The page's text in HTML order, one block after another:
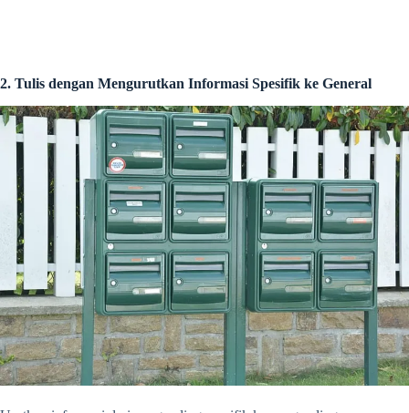
2. Tulis dengan Mengurutkan Informasi Spesifik ke General